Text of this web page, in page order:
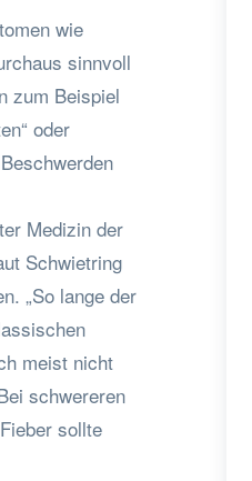
wie
sinnvoll
zum Beispiel
oder
Medizin der
Schwietring
„So lange der
meist nicht
schwereren
sollte